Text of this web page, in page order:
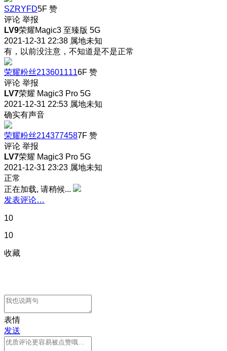
SZRYFD5F 赞
评论 举报
LV9荣耀Magic3 至臻版 5G
2021-12-31 22:38 属地未知
有，以前没注意，不知道是不是正常
荣耀粉丝2136011116F 赞
评论 举报
LV7荣耀 Magic3 Pro 5G
2021-12-31 22:53 属地未知
确实有声音
荣耀粉丝2143774587F 赞
评论 举报
LV7荣耀 Magic3 Pro 5G
2021-12-31 23:23 属地未知
正常
正在加载, 请稍候...
发表评论…
10
10
收藏
表情
发送